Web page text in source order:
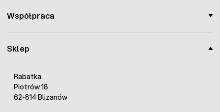
Sklep
Rabatka
Piotrów 18
62-814 Blizanów
Współpraca